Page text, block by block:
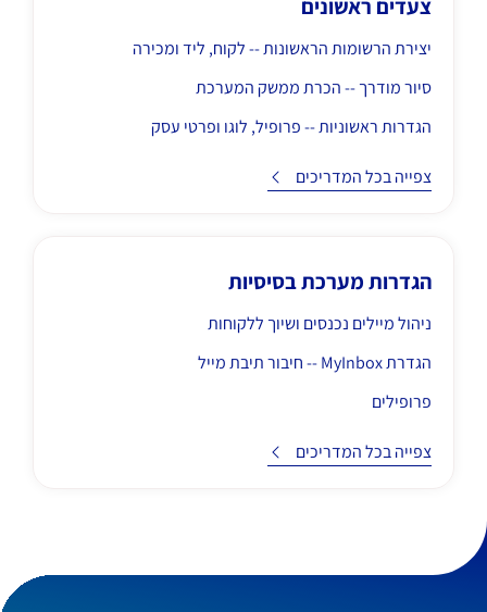
צעדים ראשונים
יצירת הרשומות הראשונות -- לקוח, ליד ומכירה
סיור מודרך -- הכרת ממשק המערכת
הגדרות ראשוניות -- פרופיל, לוגו ופרטי עסק
צפייה בכל המדריכים
הגדרות מערכת בסיסיות
ניהול מיילים נכנסים ושיוך ללקוחות
הגדרת MyInbox -- חיבור תיבת מייל
פרופילים
צפייה בכל המדריכים